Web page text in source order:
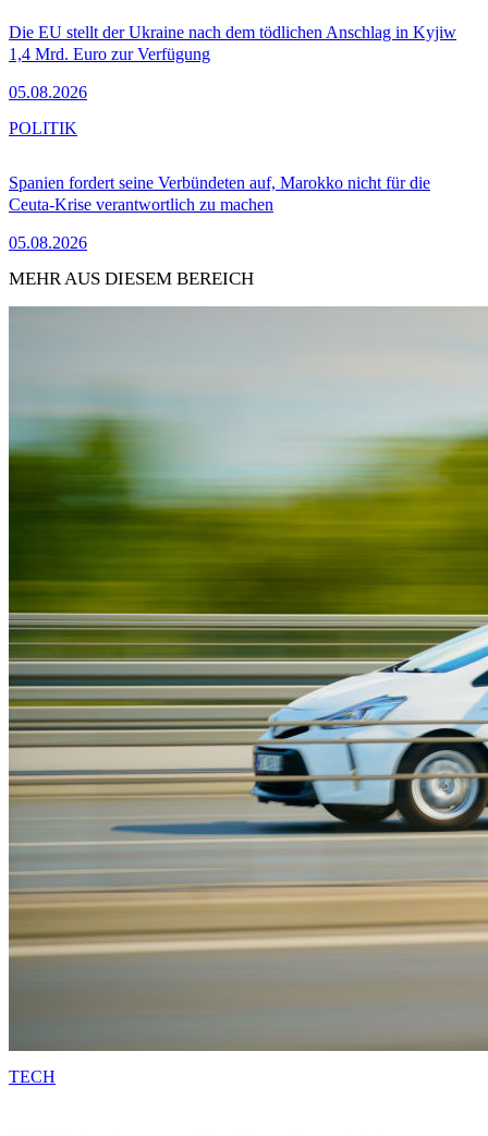
Die EU stellt der Ukraine nach dem tödlichen Anschlag in Kyjiw
1,4 Mrd. Euro zur Verfügung
05.08.2026
Spanien fordert seine Verbündeten auf, Marokko nicht für die
Ceuta-Krise verantwortlich zu machen
05.08.2026
POLITIK
MEHR AUS DIESEM BEREICH
TECH